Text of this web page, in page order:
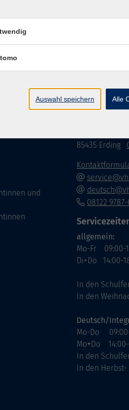
und
85435 Erding
08122 9787-
allgemein:
Mo-Fr 09:00-
Di+Do 14:00-
In den
In den
Deutsch/
Mo-Do
Mo+Do 14:00-
In den
In den
Auswahl speichern Alle